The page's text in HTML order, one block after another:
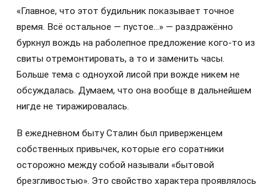
«Главное, что этот будильник показывает точное
время. Всё остальное — пустое…» — раздражённо
буркнул вождь на раболепное предложение кого-то из
свиты отремонтировать, а то и заменить часы.
Больше тема с одноухой лисой при вожде никем не
обсуждалась. Думаем, что она вообще в дальнейшем
нигде не тиражировалась.
В ежедневном быту Сталин был приверженцем
собственных привычек, которые его соратники
осторожно между собой называли «бытовой
брезгливостью». Это свойство характера проявлялось